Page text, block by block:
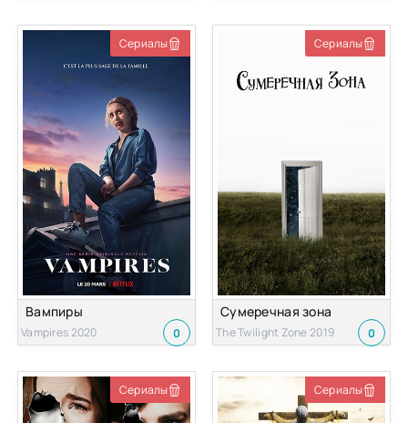
Сериалы
Вампиры
Vampires 2020 0
Сериалы
Сумеречная зона
The Twilight Zone 2019 0
Сериалы Сериалы